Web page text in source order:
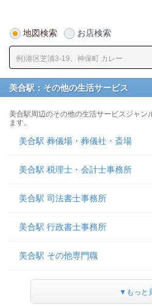
地図検索 お店検索
美合駅：その他の生活サービス
美合駅周辺のその他の生活サービスジャン
ます。
美合駅 葬儀場・葬儀社・斎場
美合駅 税理士・会計士事務所
美合駅 司法書士事務所
美合駅 行政書士事務所
美合駅 その他専門職
▼もっと